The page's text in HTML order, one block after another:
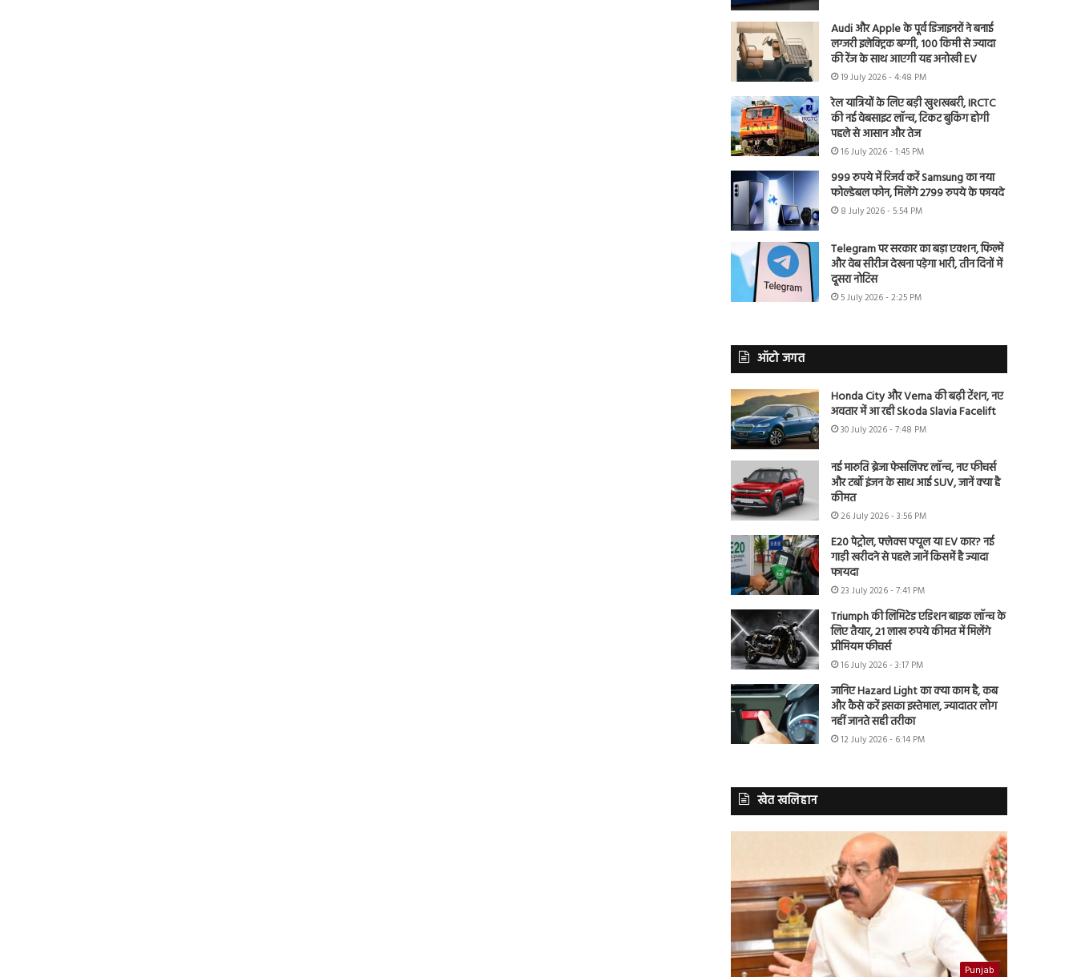
Audi और Apple के पूर्व डिजाइनरों ने बनाई
लग्जरी इलेक्ट्रिक बग्गी, 100 किमी से ज्यादा
की रेंज के साथ आएगी यह अनोखी EV
19 July 2026 - 4:48 PM
रेल यात्रियों के लिए बड़ी खुशखबरी, IRCTC
की नई वेबसाइट लॉन्च, टिकट बुकिंग होगी
पहले से आसान और तेज
16 July 2026 - 1:45 PM
999 रुपये में रिजर्व करें Samsung का नया
फोल्डेबल फोन, मिलेंगे 2799 रुपये के फायदे
8 July 2026 - 5:54 PM
Telegram पर सरकार का बड़ा एक्शन, फिल्में
और वेब सीरीज देखना पड़ेगा भारी, तीन दिनों में
दूसरा नोटिस
5 July 2026 - 2:25 PM
ऑटो जगत
Honda City और Verna की बढ़ी टेंशन, नए
अवतार में आ रही Skoda Slavia Facelift
30 July 2026 - 7:48 PM
नई मारुति ब्रेजा फेसलिफ्ट लॉन्च, नए फीचर्स
और टर्बो इंजन के साथ आई SUV, जानें क्या है
कीमत
26 July 2026 - 3:56 PM
E20 पेट्रोल, फ्लेक्स फ्यूल या EV कार? नई
गाड़ी खरीदने से पहले जानें किसमें है ज्यादा
फायदा
23 July 2026 - 7:41 PM
Triumph की लिमिटेड एडिशन बाइक लॉन्च के
लिए तैयार, 21 लाख रुपये कीमत में मिलेंगे
प्रीमियम फीचर्स
16 July 2026 - 3:17 PM
जानिए Hazard Light का क्या काम है, कब
और कैसे करें इसका इस्तेमाल, ज्यादातर लोग
नहीं जानते सही तरीका
12 July 2026 - 6:14 PM
खेत खलिहान
Punjab